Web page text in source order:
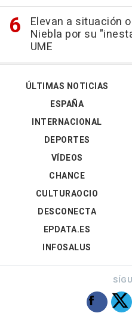
Elevan a situación
Niebla por su
UME
ÚLTIMAS NOTICIAS
ESPAÑA
INTERNACIONAL
DEPORTES
VÍDEOS
CHANCE
CULTURAOCIO
DESCONECTA
EPDATA.ES
INFOSALUS